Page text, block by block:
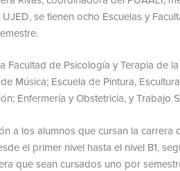
se tienen ocho Escuelas y
Facultad de Psicología y Terapia de
Música; Escuela de Pintura,
Enfermería y Obstetricia, y Trabajo
a los alumnos que cursan la
el primer nivel hasta el nivel B1,
que sean cursados uno por